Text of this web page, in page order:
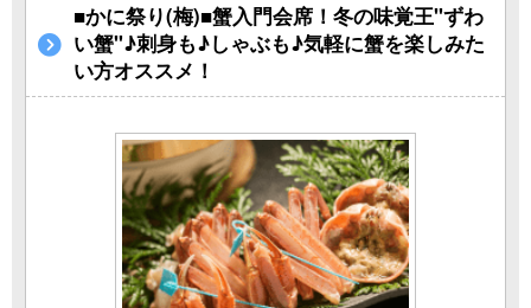
■かに祭り(梅)■蟹入門会席！冬の味覚王"ずわ
い蟹"♪刺身も♪しゃぶも♪気軽に蟹を楽しみた
い方オススメ！